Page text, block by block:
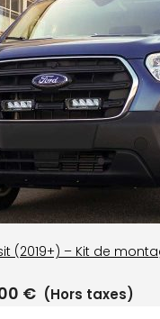
(2019+) – Kit de
€ (Hors taxes)